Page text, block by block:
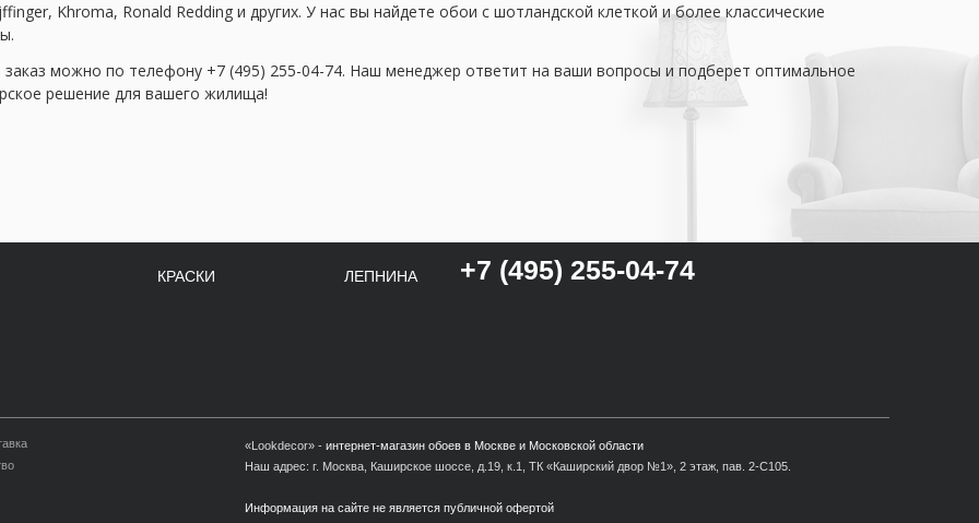
Khroma, Ronald Redding и других. У нас вы найдете обои с шотландской клеткой и более классические
заказ можно по телефону +7 (495) 255-04-74. Наш менеджер ответит на ваши вопросы и подберет оптимальное
решение для вашего жилища!
КРАСКИ ЛЕПНИНА +7 (495) 255-04-74
«Lookdecor» - интернет-магазин обоев в Москве и Московской области
Наш адрес: г. Москва, Каширское шоссе, д.19, к.1, ТК «Каширский двор №1», 2 этаж, пав. 2-С105.
Информация на сайте не является публичной офертой